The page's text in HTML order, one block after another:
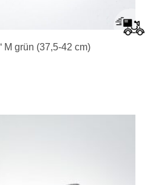
M grün (37,5-42 cm)